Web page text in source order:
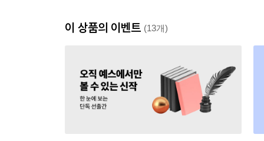
이 상품의 이벤트 (13개)